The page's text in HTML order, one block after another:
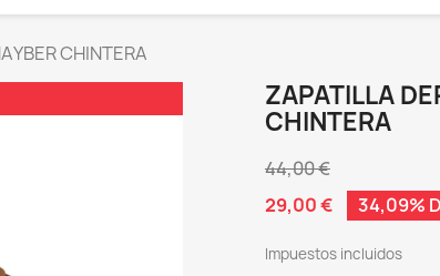
CHINTERA
ZAPATILLA
CHINTERA
44,00 €
29,00 €
34,09%
Impuestos incluidos